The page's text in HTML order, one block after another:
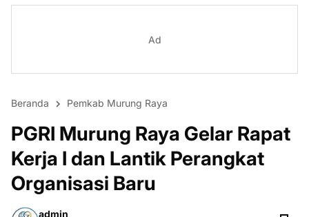
Ad
Beranda Pemkab Murung Raya
PGRI Murung Raya Gelar Rapat
Kerja I dan Lantik Perangkat
Organisasi Baru
admin